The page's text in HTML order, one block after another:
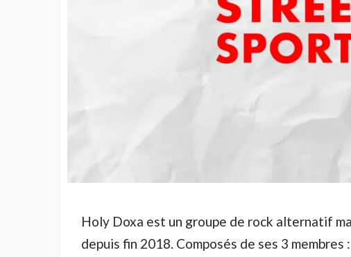
Holy Doxa est un groupe de rock alternatif
depuis fin 2018. Composés de ses 3